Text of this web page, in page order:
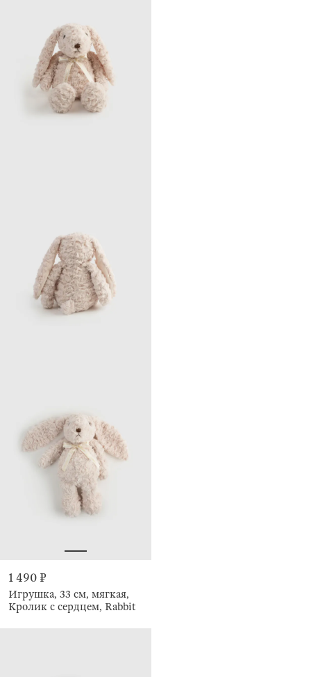
1 490 ₽
Игрушка, 33 см, мягкая,
Кролик с сердцем, Rabbit